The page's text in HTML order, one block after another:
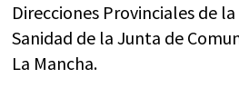
Direcciones Provinciales de
Sanidad de la Junta de
La Mancha.